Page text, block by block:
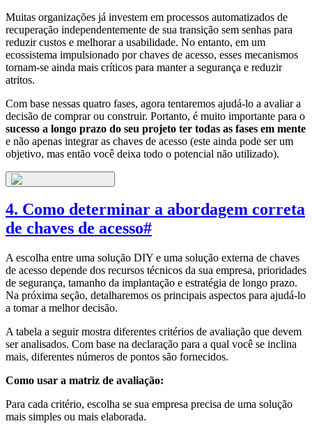
Muitas organizações já investem em processos automatizados de
recuperação independentemente de sua transição sem senhas para
reduzir custos e melhorar a usabilidade. No entanto, em um
ecossistema impulsionado por chaves de acesso, esses mecanismos
tornam-se ainda mais críticos para manter a segurança e reduzir
atritos.
Com base nessas quatro fases, agora tentaremos ajudá-lo a avaliar a
decisão de comprar ou construir. Portanto, é muito importante para o
sucesso a longo prazo do seu projeto ter todas as fases em mente
e não apenas integrar as chaves de acesso (este ainda pode ser um
objetivo, mas então você deixa todo o potencial não utilizado).
4. Como determinar a abordagem correta
de chaves de acesso#
A escolha entre uma solução DIY e uma solução externa de chaves
de acesso depende dos recursos técnicos da sua empresa, prioridades
de segurança, tamanho da implantação e estratégia de longo prazo.
Na próxima seção, detalharemos os principais aspectos para ajudá-lo
a tomar a melhor decisão.
A tabela a seguir mostra diferentes critérios de avaliação que devem
ser analisados. Com base na declaração para a qual você se inclina
mais, diferentes números de pontos são fornecidos.
Como usar a matriz de avaliação:
Para cada critério, escolha se sua empresa precisa de uma solução
mais simples ou mais elaborada.